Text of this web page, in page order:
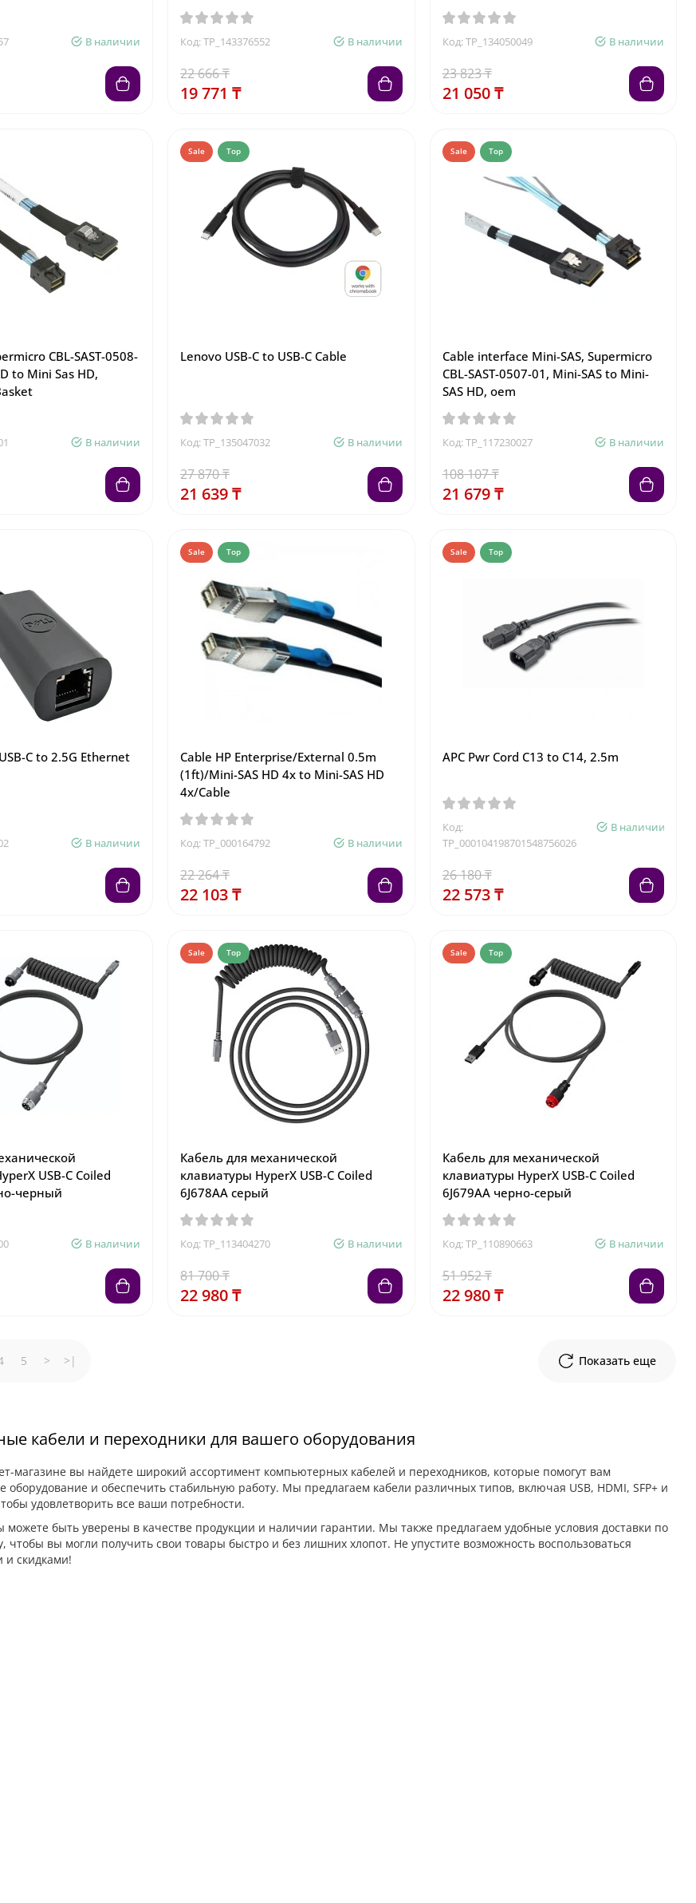
В наличии Код: TP_143376552 В наличии
22 666 ₸
19 771 ₸
Код: TP_134050049 В наличии
23 823 ₸
21 050 ₸
CBL-SAST-0508-
to Mini Sas HD,
В наличии
Sale Top
Lenovo USB-C to USB-C Cable
Код: TP_135047032 В наличии
27 870 ₸
21 639 ₸
Sale Top
Cable interface Mini-SAS, Supermicro
CBL-SAST-0507-01, Mini-SAS to Mini-
SAS HD, oem
Код: TP_117230027 В наличии
108 107 ₸
21 679 ₸
C to 2.5G Ethernet
В наличии
Sale Top
Cable HP Enterprise/External 0.5m
(1ft)/Mini-SAS HD 4x to Mini-SAS HD
4x/Cable
Код: TP_000164792 В наличии
22 264 ₸
22 103 ₸
Sale Top
APC Pwr Cord C13 to C14, 2.5m
Код:
TP_000104198701548756026
В наличии
26 180 ₸
22 573 ₸
USB-C Coiled
черный
В наличии
Sale Top
Кабель для механической
клавиатуры HyperX USB-C Coiled
6J678AA серый
Код: TP_113404270 В наличии
81 700 ₸
22 980 ₸
Sale Top
Кабель для механической
клавиатуры HyperX USB-C Coiled
6J679AA черно-серый
Код: TP_110890663 В наличии
51 952 ₸
22 980 ₸
Показать еще
5 > >|
кабели и переходники для вашего оборудования
магазине вы найдете широкий ассортимент компьютерных кабелей и переходников, которые помогут вам
оборудование и обеспечить стабильную работу. Мы предлагаем кабели различных типов, включая USB, HDMI, SFP+ и
удовлетворить все ваши потребности.
можете быть уверены в качестве продукции и наличии гарантии. Мы также предлагаем удобные условия доставки по
чтобы вы могли получить свои товары быстро и без лишних хлопот. Не упустите возможность воспользоваться
скидками!